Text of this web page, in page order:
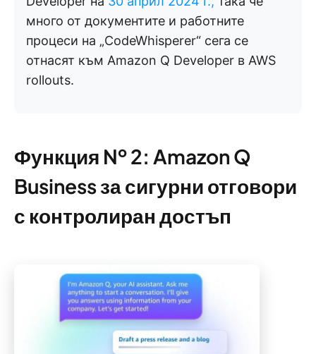
много от документите и работните
процеси на „CodeWhisperer“ сега се
отнасят към Amazon Q Developer в AWS
rollouts.
Функция № 2: Amazon Q
Business за сигурни отговори
с контролиран достъп